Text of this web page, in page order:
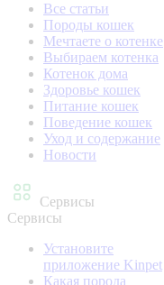
Все статьи
Породы кошек
Мечтаете о котенке
Выбираем котенка
Котенок дома
Здоровье кошек
Питание кошек
Поведение кошек
Уход и содержание
Новости
Сервисы
Сервисы
Установите
приложение Kinpet
Какая порода